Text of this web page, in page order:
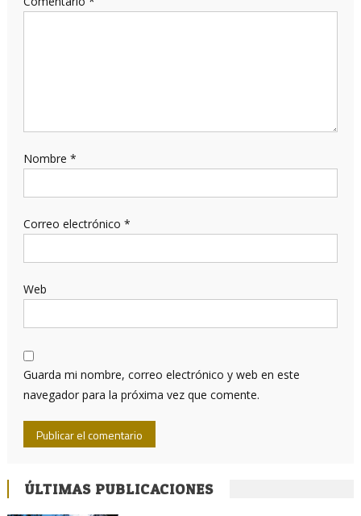
Nombre *
Correo electrónico *
Web
Guarda mi nombre, correo electrónico y web en este
navegador para la próxima vez que comente.
ÚLTIMAS PUBLICACIONES